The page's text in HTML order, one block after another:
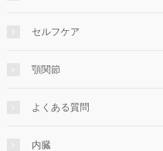
セルフケア
顎関節
よくある質問
内臓